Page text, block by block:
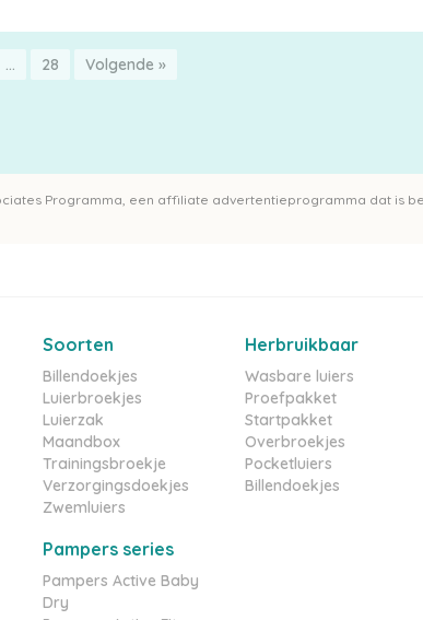
… 28 Volgende »
Programma, een affiliate advertentieprogramma dat is
Soorten
Billendoekjes
Luierbroekjes
Luierzak
Maandbox
Trainingsbroekje
Verzorgingsdoekjes
Zwemluiers
Pampers series
Pampers Active Baby
Dry
Herbruikbaar
Wasbare luiers
Proefpakket
Startpakket
Overbroekjes
Pocketluiers
Billendoekjes